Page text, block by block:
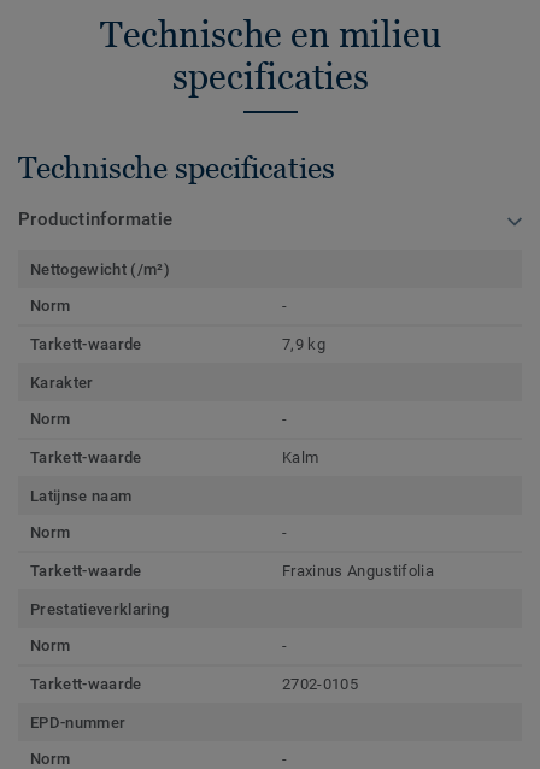
Technische en milieu
specificaties
Technische specificaties
Productinformatie
Nettogewicht (/m²)
Norm
-
Tarkett-waarde 7,9 kg
Karakter
Norm
-
Tarkett-waarde Kalm
Latijnse naam
Norm
-
Tarkett-waarde Fraxinus Angustifolia
Prestatieverklaring
Norm
-
Tarkett-waarde 2702-0105
EPD-nummer
Norm
-